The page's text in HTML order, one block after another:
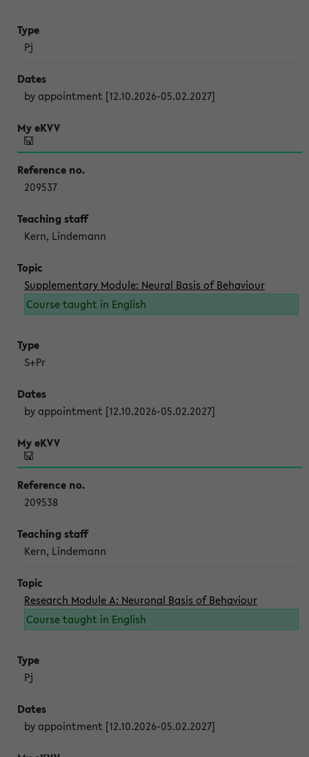
Pj
by appointment [12.10.2026-05.02.2027]
209537
Kern, Lindemann
Supplementary Module: Neural Basis of Behaviour
Course taught in English
S+Pr
by appointment [12.10.2026-05.02.2027]
209538
Kern, Lindemann
Research Module A: Neuronal Basis of Behaviour
Course taught in English
Pj
by appointment [12.10.2026-05.02.2027]